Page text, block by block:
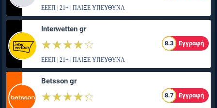
ΕΕΕΠ | 21+ | ΠΑΙΞΕ ΥΠΕΥΘΥΝΑ
Interwetten gr
☆☆☆☆☆
★★★★★ 8.3 Εγγραφή
ΕΕΕΠ | 21+ | ΠΑΙΞΕ ΥΠΕΥΘΥΝΑ
Betsson gr
☆☆☆☆☆
★★★★★ 8.7 Εγγραφή